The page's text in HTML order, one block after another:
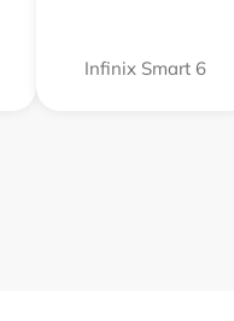
Infinix Smart 6